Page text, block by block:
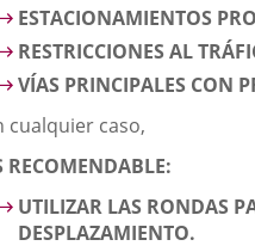
ESTACIONAMIENTOS
RESTRICCIONES AL
VÍAS PRINCIPALES CON
cualquier caso,
RECOMENDABLE:
UTILIZAR LAS RONDAS
DESPLAZAMIENTO.